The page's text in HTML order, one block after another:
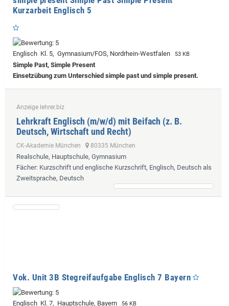
Kurzarbeit Englisch 5
Englisch Kl. 5, Gymnasium/FOS, Nordrhein-Westfalen 53 KB
Simple Past, Simple Present
Einsetzübung zum Unterschied simple past und simple present.
Anzeige lehrer.biz
Lehrkraft Englisch (m/w/d) mit Beifach (z. B.
Deutsch, Wirtschaft und Recht)
CK-Akademie München 80335 München
Realschule, Hauptschule, Gymnasium
Fächer: Kurzschrift und englische Kurzschrift, Englisch, Deutsch als
Zweitsprache, Deutsch
Vok. Unit 3B Stegreifaufgabe Englisch 7 Bayern
Englisch Kl. 7, Hauptschule, Bayern 56 KB